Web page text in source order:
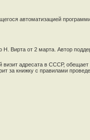
автоматизацией
Вирта от 2 марта. Автор
адресата в СССР,
за книжку с правилами